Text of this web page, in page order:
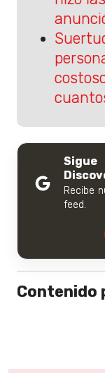
Sigue
Recibe
feed.
Contenido